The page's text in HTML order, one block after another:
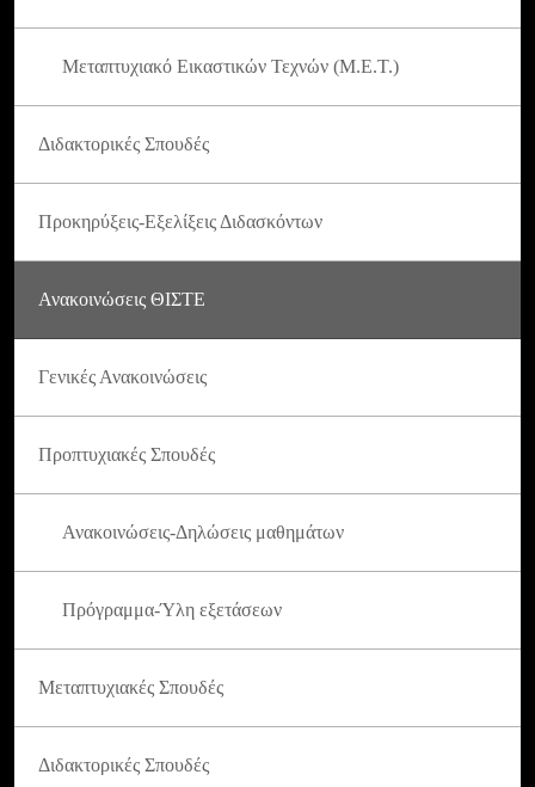
Μεταπτυχιακό Εικαστικών Τεχνών (Μ.Ε.Τ.)
Διδακτορικές Σπουδές
Προκηρύξεις-Εξελίξεις Διδασκόντων
Ανακοινώσεις ΘΙΣΤΕ
Γενικές Ανακοινώσεις
Προπτυχιακές Σπουδές
Ανακοινώσεις-Δηλώσεις μαθημάτων
Πρόγραμμα-Ύλη εξετάσεων
Μεταπτυχιακές Σπουδές
Διδακτορικές Σπουδές